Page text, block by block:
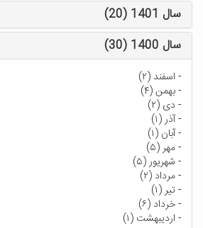
سال 1401 (20)
سال 1400 (30)
- اسفند (۲)
-بهمن (۴)
- دی (۲)
-آذر (۱)
-آبان (۱)
-مهر (۵)
- شهریور (۵)
-مرداد (۲)
-تیر (۱)
-خرداد (۶)
- اردیبهشت (۱)